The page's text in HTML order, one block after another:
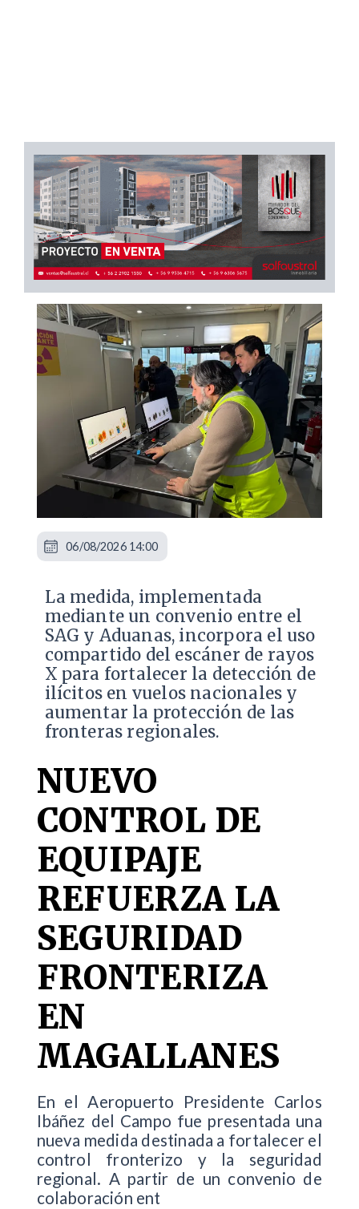
La medida, implementada
mediante un convenio entre el
SAG y Aduanas, incorpora el uso
compartido del escáner de rayos
X para fortalecer la detección de
ilícitos en vuelos nacionales y
aumentar la protección de las
fronteras regionales.
NUEVO
CONTROL DE
EQUIPAJE
REFUERZA LA
SEGURIDAD
FRONTERIZA
EN
MAGALLANES
En el Aeropuerto Presidente Carlos
Ibáñez del Campo fue presentada una
nueva medida destinada a fortalecer el
control fronterizo y la seguridad
regional. A partir de un convenio de
colaboración ent
06/08/2026 14:00